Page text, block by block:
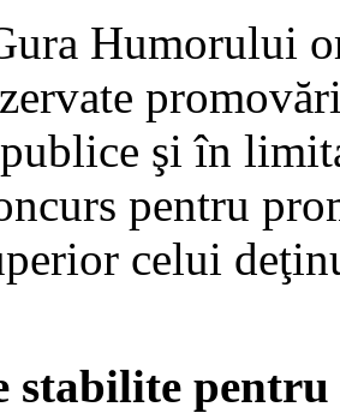
Humorului
şi în
pentru
celui
stabilite